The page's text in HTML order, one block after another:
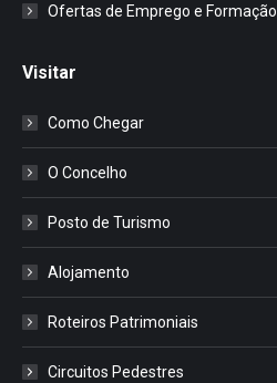
Ofertas de Emprego e Formação
Visitar
Como Chegar
O Concelho
Posto de Turismo
Alojamento
Roteiros Patrimoniais
Circuitos Pedestres